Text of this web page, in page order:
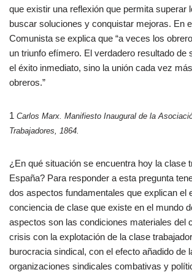
que existir una reflexión que permita superar
buscar soluciones y conquistar mejoras. En
Comunista se explica que “a veces los
un triunfo efímero. El verdadero resultado de
el éxito inmediato, sino la unión cada vez
obreros.”
1 Carlos Marx. Manifiesto Inaugural de la
Trabajadores, 1864.
¿En qué situación se encuentra hoy la clase
España? Para responder a esta pregunta
dos aspectos fundamentales que explican el
conciencia de clase que existe en el mundo
aspectos son las condiciones materiales del
crisis con la explotación de la clase
burocracia sindical, con el efecto añadido de
organizaciones sindicales combativas y